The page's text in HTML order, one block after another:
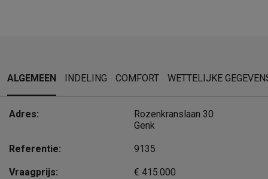
ALGEMEEN INDELING COMFORT WETTELIJKE
Adres:
Rozenkranslaan 30
Genk
Referentie: 9135
Vraagprijs: € 415.000